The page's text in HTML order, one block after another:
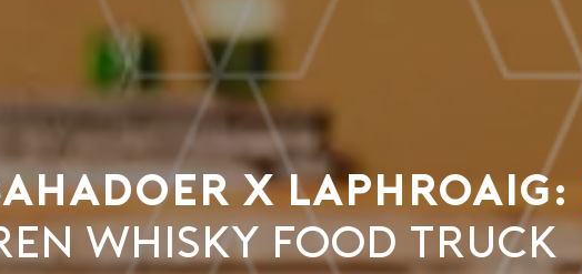
x Laphroaig:
Whisky Food Truck